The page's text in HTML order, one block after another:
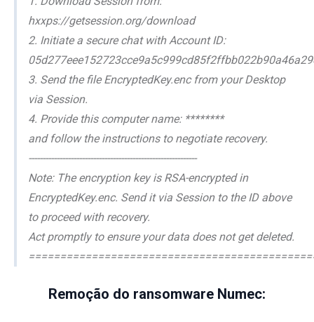
hxxps://getsession.org/download
2. Initiate a secure chat with Account ID:
3. Send the file EncryptedKey.enc from your Desktop
via Session.
4. Provide this computer name: ********
and follow the instructions to negotiate recovery.
------------------------------------------------------------
Note: The encryption key is RSA-encrypted in
EncryptedKey.enc. Send it via Session to the ID above
to proceed with recovery.
Act promptly to ensure your data does not get deleted.
Remoção do ransomware Numec: